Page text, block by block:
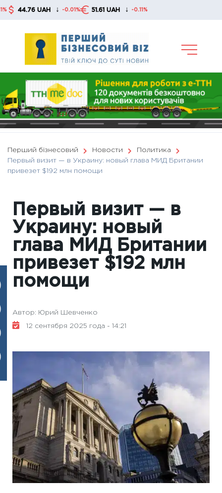
Skip
UAH ↓ -0.01% 51.61 UAH ↓ -0.11%
Перший бізнесовий Новости
Политика
Первый визит — в Украину: новый глава МИД Британии
привезет $192 млн помощи
Первый визит — в
Украину: новый
глава МИД Британии
привезет $192 млн
помощи
Автор: Юрий Шевченко
12 сентября 2025 года - 14:21